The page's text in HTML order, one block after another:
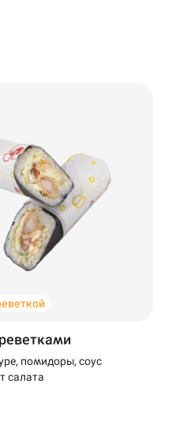
помидоры, соус
салата